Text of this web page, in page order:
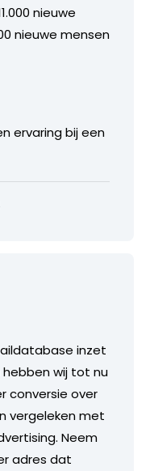
nieuwe
nieuwe mensen
ervaring bij een
inzet
wij tot nu
conversie over
vergeleken met
Neem
adres dat